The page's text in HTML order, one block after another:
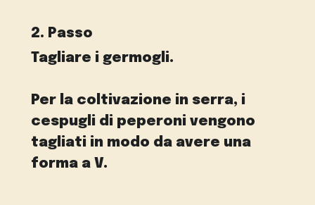
2. Passo
Tagliare i germogli.
Per la coltivazione in serra, i
cespugli di peperoni vengono
tagliati in modo da avere una
forma a V.